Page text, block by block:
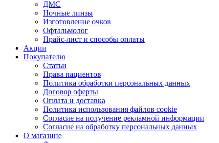
ДМС
Ночные линзы
Изготовление очков
Офтальмолог
Прайс-лист и способы оплаты
Акции
Покупателю
Статьи
Права пациентов
Политика обработки персональных данных
Договор оферты
Оплата и доставка
Политика использования файлов cookie
Согласие на получение рекламной информации
Согласие на обработку персональных данных
О магазине